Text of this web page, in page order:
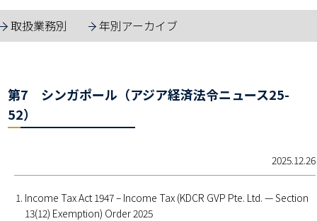
取扱業務別 年別アーカイブ
第7 シンガポール（アジア経済法令ニュース25-
52）
2025.12.26
Income Tax Act 1947 – Income Tax (KDCR GVP Pte. Ltd. — Section
13(12) Exemption) Order 2025